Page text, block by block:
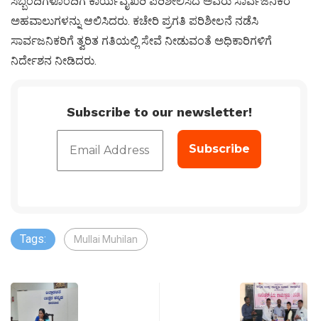
ಅಹವಾಲುಗಳನ್ನು ಆಲಿಸಿದರು. ಕಚೇರಿ ಪ್ರಗತಿ ಪರಿಶೀಲನೆ ನಡೆಸಿ
ಸಾರ್ವಜನಿಕರಿಗೆ ತ್ವರಿತ ಗತಿಯಲ್ಲಿ ಸೇವೆ ನೀಡುವಂತೆ ಅಧಿಕಾರಿಗಳಿಗೆ
ನಿರ್ದೇಶನ ನೀಡಿದರು.
Subscribe to our newsletter!
Tags: Mullai Muhilan